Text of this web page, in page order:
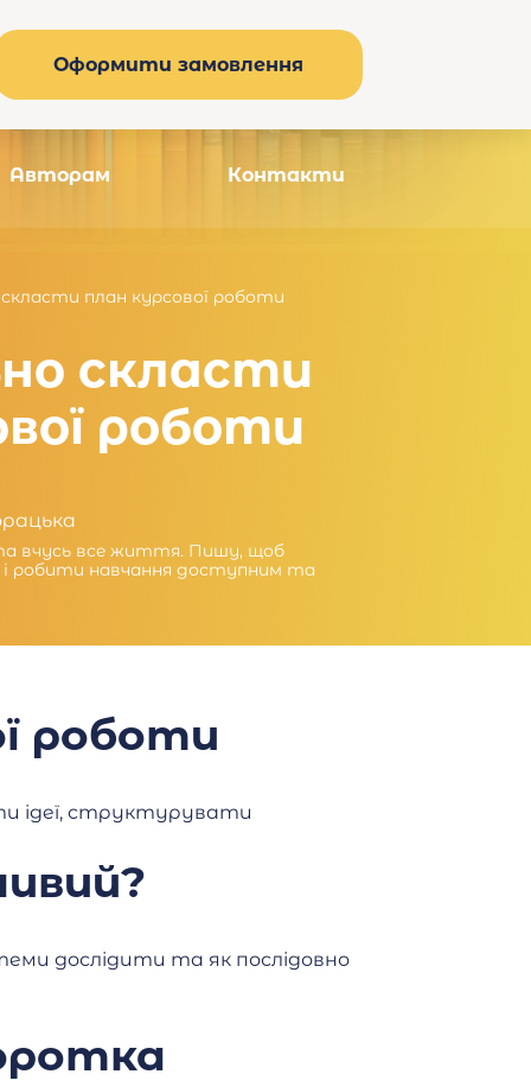
Оформити замовлення
Авторам Контакти
план курсової роботи
скласти
роботи
вчусь все життя. Пишу, щоб
і робити навчання доступним та
роботи
ідеї, структурувати
дослідити та як послідовно